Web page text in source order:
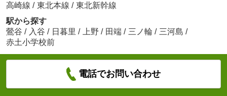
高崎線 / 東北本線 / 東北新幹線
駅から探す
鶯谷 / 入谷 / 日暮里 / 上野 / 田端 / 三ノ輪 / 三河島 /
赤土小学校前
電話でお問い合わせ